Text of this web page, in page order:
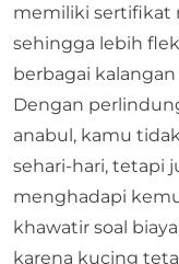
memiliki sertifikat
sehingga lebih
berbagai
Dengan
anabul, kamu
sehari-hari, tetapi
menghadapi
khawatir soal
karena kucing